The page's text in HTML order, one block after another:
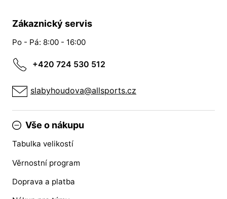
Zákaznický servis
Po - Pá: 8:00 - 16:00
+420 724 530 512
slabyhoudova@allsports.cz
Vše o nákupu
Tabulka velikostí
Věrnostní program
Doprava a platba